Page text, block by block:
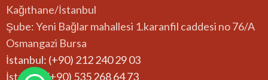
Kağıthane/İstanbul
Şube: Yeni Bağlar mahallesi 1.karanfil caddesi no 76/A
Osmangazi Bursa
İstanbul: (+90) 212 240 29 03
İstanbul:(+90) 535 268 64 73